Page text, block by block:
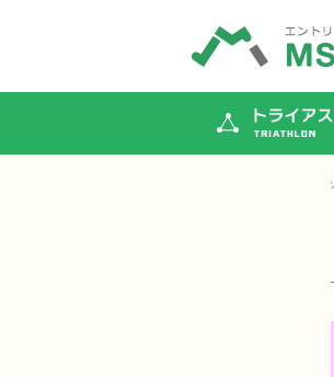
トライアスロ